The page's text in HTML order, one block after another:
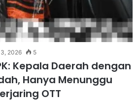
2026 5
Kepala Daerah dengan
Hanya Menunggu
OTT